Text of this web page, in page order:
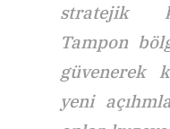
stratejik
Tampon
güvenerek
yeni